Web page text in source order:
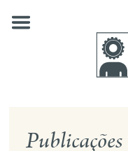
Publicações